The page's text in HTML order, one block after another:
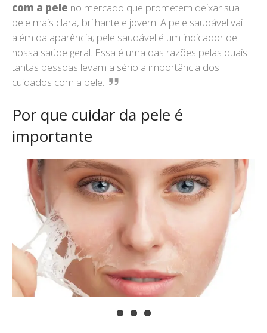
com a pele no mercado que prometem deixar sua
pele mais clara, brilhante e jovem. A pele saudável vai
além da aparência; pele saudável é um indicador de
nossa saúde geral. Essa é uma das razões pelas quais
tantas pessoas levam a sério a importância dos
cuidados com a pele.
Por que cuidar da pele é
importante